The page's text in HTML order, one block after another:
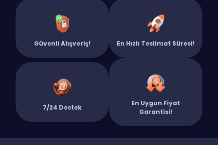
Güvenli Alışveriş! En Hızlı Teslimat Süresi!
7/24 Destek
En Uygun Fiyat
Garantisi!